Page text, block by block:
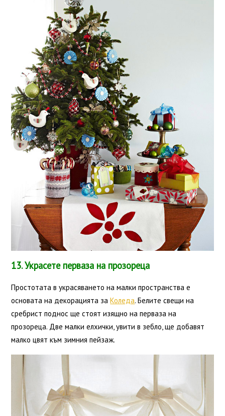
13. Украсете перваза на прозореца
Простотата в украсяването на малки пространства е
основата на декорацията заКоледа. Белите свещи на
сребрист поднос ще стоят изящно на перваза на
прозореца. Две малки елхички, увити в зебло, ще добавят
малко цвят към зимния пейзаж.